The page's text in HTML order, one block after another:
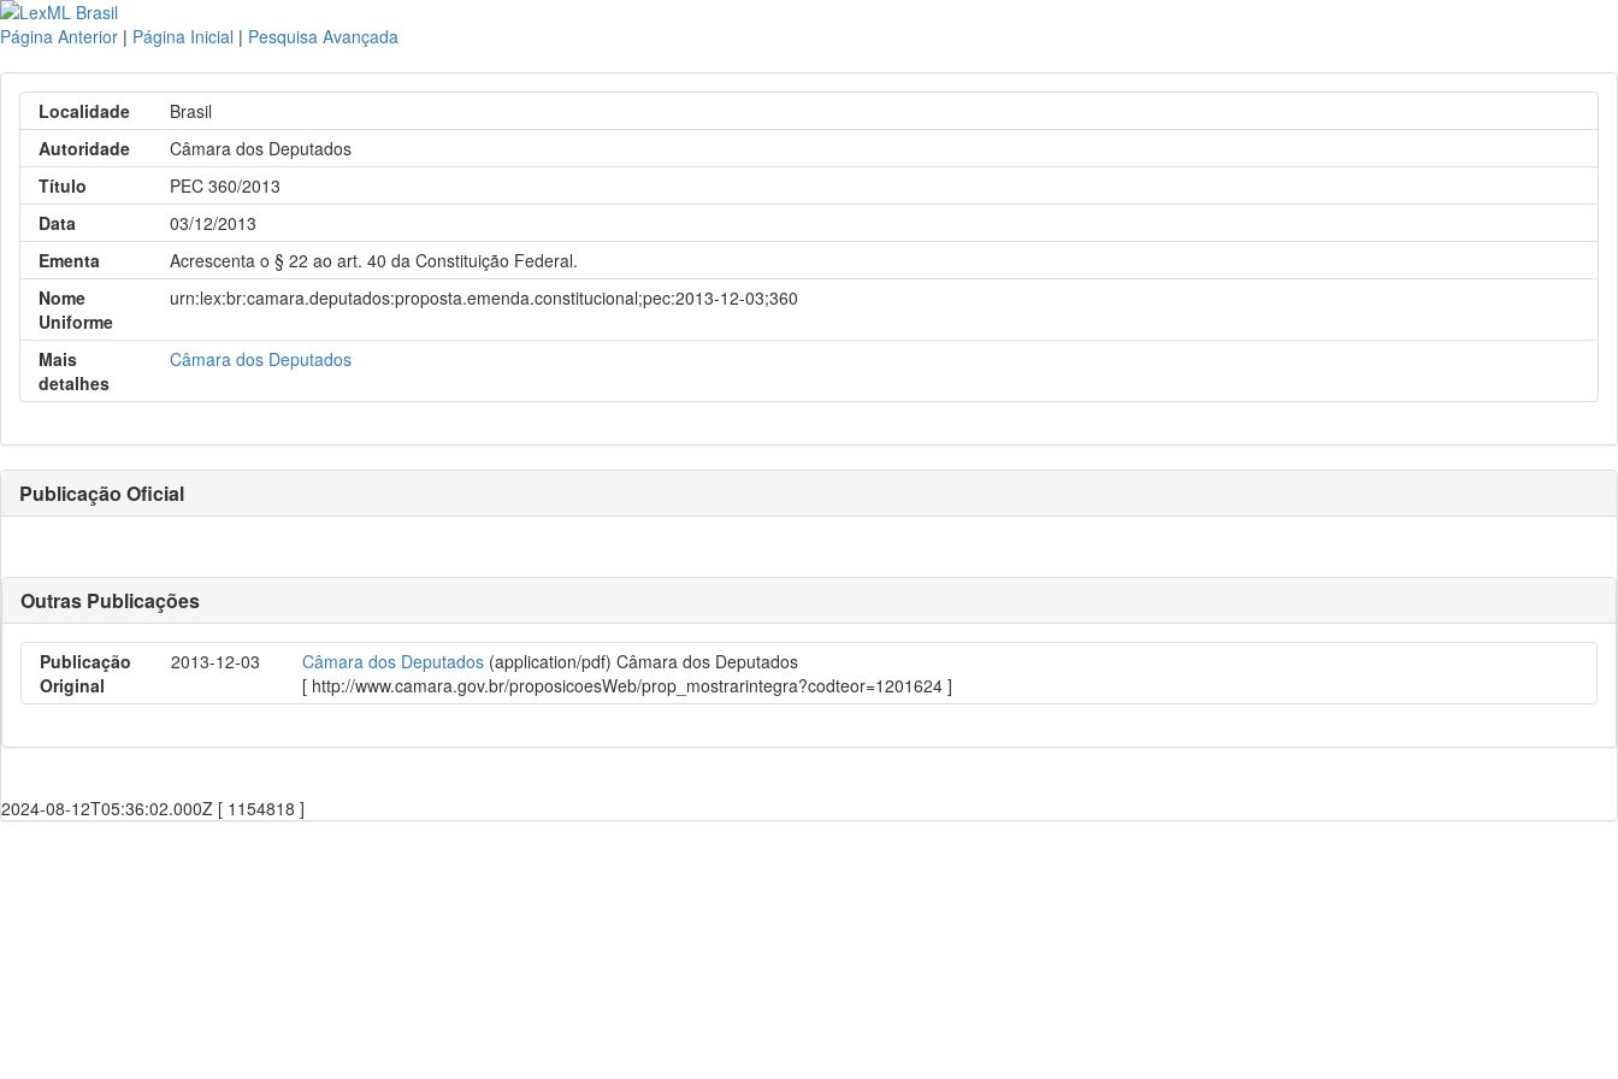
Página Anterior | Página Inicial | Pesquisa Avançada
Localidade
Brasil
Autoridade
Câmara dos Deputados
Título
PEC 360/2013
Data
03/12/2013
Ementa
Acrescenta o § 22 ao art. 40 da Constituição Federal.
Nome
Uniforme
urn:lex:br:camara.deputados:proposta.emenda.constitucional;pec:2013-12-03;360
Mais
detalhes
Câmara dos Deputados
Publicação Oficial
Outras Publicações
Publicação
Original
2013-12-03 Câmara dos Deputados (application/pdf) Câmara dos Deputados
[ http://www.camara.gov.br/proposicoesWeb/prop_mostrarintegra?codteor=1201624 ]
2024-08-12T05:36:02.000Z [ 1154818 ]